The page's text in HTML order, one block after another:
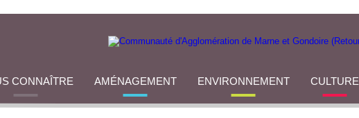
CONNAÎTRE AMÉNAGEMENT ENVIRONNEMENT CULTURE